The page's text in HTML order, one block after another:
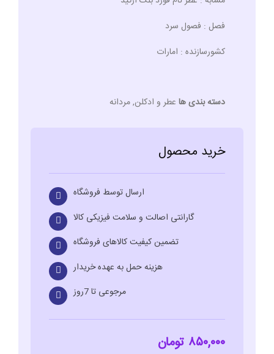
فصل : فصول سرد
کشورسازنده : امارات
دسته بندی ها عطر و ادکلن,مردانه
خرید محصول
ارسال توسط فروشگاه
گارانتی اصالت و سلامت فیزیکی کالا
تضمین کیفیت کالاهای فروشگاه
هزینه حمل به عهده خریدار
مرجوعی تا 7روز
۸۵۰,۰۰۰ تومان